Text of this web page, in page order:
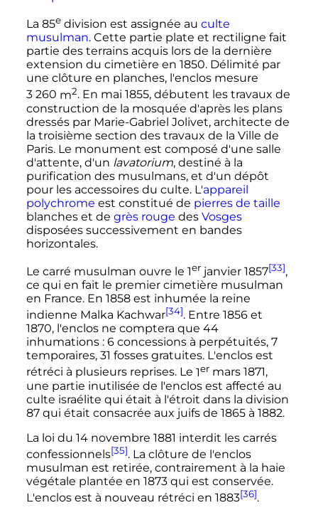
La 85e division est assignée au culte
musulman. Cette partie plate et rectiligne fait
partie des terrains acquis lors de la dernière
extension du cimetière en 1850. Délimité par
une clôture en planches, l'enclos mesure
3 260 m2. En mai 1855, débutent les travaux de
construction de la mosquée d'après les plans
dressés par Marie-Gabriel Jolivet, architecte de
la troisième section des travaux de la Ville de
Paris. Le monument est composé d'une salle
d'attente, d'un lavatorium, destiné à la
purification des musulmans, et d'un dépôt
pour les accessoires du culte. L'appareil
polychrome est constitué de pierres de taille
blanches et de grès rouge des Vosges
disposées successivement en bandes
horizontales.
Le carré musulman ouvre le 1erjanvier 1857[33],
ce qui en fait le premier cimetière musulman
en France. En 1858 est inhumée la reine
indienne Malka Kachwar[34]. Entre 1856 et
1870, l'enclos ne comptera que 44
inhumations : 6 concessions à perpétuités, 7
temporaires, 31 fosses gratuites. L'enclos est
rétréci à plusieurs reprises. Le 1ermars 1871,
une partie inutilisée de l'enclos est affecté au
culte israélite qui était à l'étroit dans la division
87 qui était consacrée aux juifs de 1865 à 1882.
La loi du 14 novembre 1881 interdit les carrés
confessionnels[35]. La clôture de l'enclos
musulman est retirée, contrairement à la haie
végétale plantée en 1873 qui est conservée.
L'enclos est à nouveau rétréci en 1883[36].